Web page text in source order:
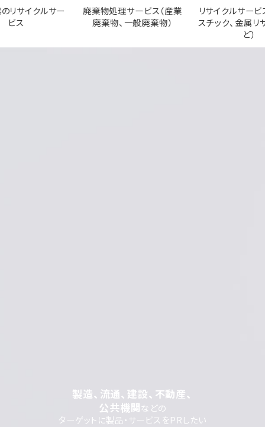
サービス（産業
一般廃棄物）
リサイクルサービス（廃プラ
スチック、金属リサイクルな
エネルギー回収（
発電、廃棄物
製造、流通、建設、不動産、
公共機関などの
ターゲットに製品・サービスをPRしたい